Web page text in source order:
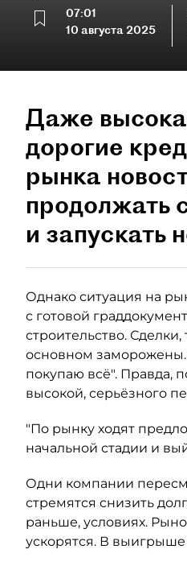
07:01
10 августа 2025
Даже
дорогие
рынка
продолжать
и запускать
Однако ситуация на
с готовой
строительство.
основном
покупаю всё". Правда,
высокой, серьёзного
"По рынку ходят
начальной стадии и
Одни компании
стремятся снизить
раньше, условиях.
ускорятся. В